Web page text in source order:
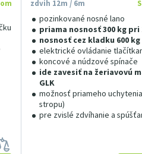
zdvih 12m / 6m
pozinkované nosné lano
priama nosnosť 300 kg pri
nosnosť cez kladku 600 kg
elektrické ovládanie
koncové a núdzové spínače
ide zavesiť na žeriavovú
GLK
možnosť priameho
stropu)
pre zvislé zdvíhanie a